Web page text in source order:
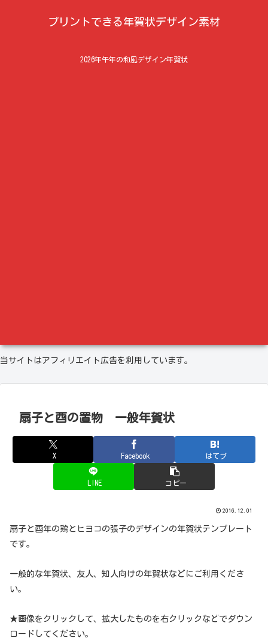
プリントできる年賀状デザイン素材
2026年午年の和風デザイン年賀状
当サイトはアフィリエイト広告を利用しています。
扇子と酉の置物 一般年賀状
X Facebook はてブ
LINE コピー
2016.12.01
扇子と酉年の鶏とヒヨコの張子のデザインの年賀状テンプレート
です。
一般的な年賀状、友人、知人向けの年賀状などにご利用くださ
い。
★画像をクリックして、拡大したものを右クリックなどでダウン
ロードしてください。